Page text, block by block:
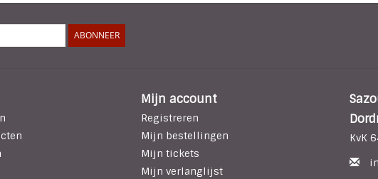
ABONNEER
Mijn account
Registreren
Mijn bestellingen
Mijn tickets
Mijn verlanglijst
KvK